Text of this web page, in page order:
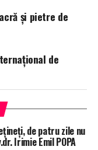
și pietre de
de
de patru zile nu
Irimie Emil POPA